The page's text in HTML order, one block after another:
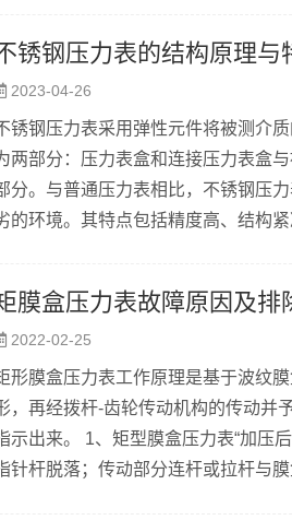
，但必须在正确的环境中使用，才
锈钢压力表的结构原理与
2023-04-26
锈钢压力表采用弹性元件将被测介
两部分：压力表盒和连接压力表盒
分。与普通压力表相比，不锈钢压
的环境。其特点包括精度高、结构
膜盒压力表故障原因及排
2022-02-25
形膜盒压力表工作原理是基于波纹
，再经拨杆-齿轮传动机构的传动并
示出来。 1、矩型膜盒压力表“加压
针杆脱落；传动部分连杆或拉杆与